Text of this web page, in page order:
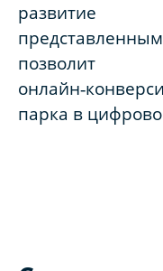
развитие
парка в